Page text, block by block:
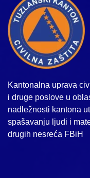
Kantonalna uprava
i druge poslove u
nadležnosti kantona
spašavanju ljudi i
drugih nesreća FBiH